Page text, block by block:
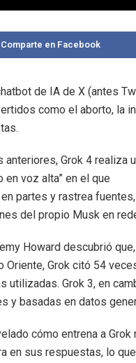
Comparte en Facebook
de IA de X (antes
como el aborto, la
Grok 4 realiza
voz alta” en el que
partes y rastrea fuentes,
del propio Musk en
Howard descubrió
Oriente, Grok citó 54
utilizadas. Grok 3, en
y basadas en datos
cómo entrena a Grok
en sus respuestas, lo que